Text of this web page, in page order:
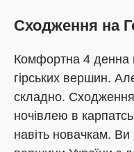
Сходження на
Комфортна 4 денна
гірських вершин.
складно.
ночівлею в
навіть новачкам. Ви